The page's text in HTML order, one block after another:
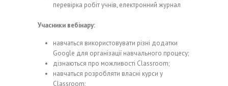
перевірка робіт учнів, електронний журнал
Учасники вебінару:
навчаться використовувати різні додатки
Google для організації навчального процесу;
дізнаються про можливості Classroom;
навчаться розробляти власні курси у
Classroom;